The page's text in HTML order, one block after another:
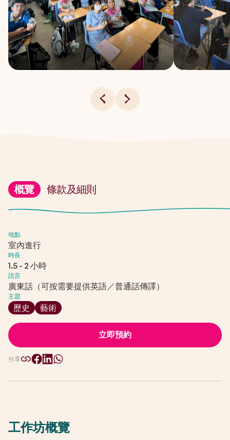
概覽 條款及細則
工作坊概覽
地點
室內進行
時長
1.5 - 2 小時
語言
廣東話（可按需要提供英語／普通話傳譯）
主題
歷史 藝術
立即預約
分享